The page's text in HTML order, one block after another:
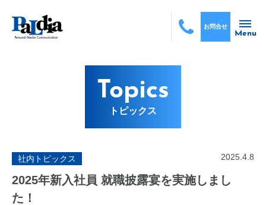
Menu
お問合せ
Topics
トピックス
社内トピックス 2025.4.8
2025年新入社員 就職披露宴を実施しまし
た！